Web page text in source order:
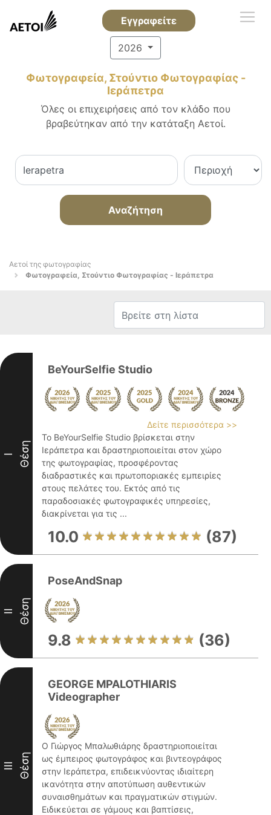
Εγγραφείτε
2026
Φωτογραφεία, Στούντιο Φωτογραφίας -
Ιεράπετρα
Όλες οι επιχειρήσεις από τον κλάδο που
βραβεύτηκαν από την κατάταξη Αετοί.
Αναζήτηση
Αετοί της φωτογραφίας
Φωτογραφεία, Στούντιο Φωτογραφίας - Ιεράπετρα
I Θέση
BeYourSelfie Studio
Δείτε περισσότερα >>
Το BeYourSelfie Studio βρίσκεται στην
Ιεράπετρα και δραστηριοποιείται στον χώρο
της φωτογραφίας, προσφέροντας
διαδραστικές και πρωτοποριακές εμπειρίες
στους πελάτες του. Εκτός από τις
παραδοσιακές φωτογραφικές υπηρεσίες,
διακρίνεται για τις ...
10.0 (87)
II Θέση
PoseAndSnap
9.8 (36)
III Θέση
GEORGE MPALOTHIARIS
Videographer
Ο Γιώργος Μπαλωθιάρης δραστηριοποιείται
ως έμπειρος φωτογράφος και βιντεογράφος
στην Ιεράπετρα, επιδεικνύοντας ιδιαίτερη
ικανότητα στην αποτύπωση αυθεντικών
συναισθημάτων και πραγματικών στιγμών.
Ειδικεύεται σε γάμους και βαπτίσεις,